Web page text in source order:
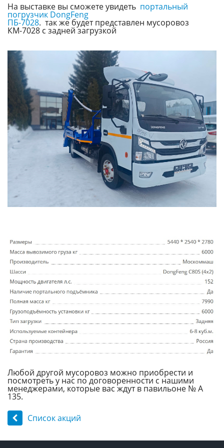
На выставке вы сможете увидеть портальный
погрузчик DongFeng
ПБ-7028. так же будет представлен мусоровоз
КМ-7028 с задней загрузкой
Любой другой мусоровоз можно приобрести и
посмотреть у нас по договоренности с нашими
менеджерами, которые вас ждут в павильоне № А
135.
Список акций